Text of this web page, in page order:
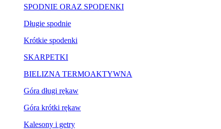
SPODNIE ORAZ SPODENKI
Długie spodnie
Krótkie spodenki
SKARPETKI
BIELIZNA TERMOAKTYWNA
Góra długi rękaw
Góra krótki rękaw
Kalesony i getry